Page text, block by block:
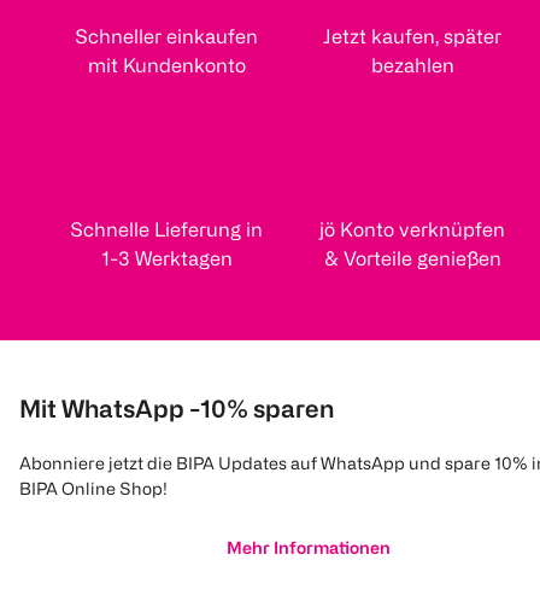
Schneller einkaufen
mit Kundenkonto
Jetzt kaufen, später
bezahlen
Schnelle Lieferung in
1-3 Werktagen
jö Konto verknüpfen
& Vorteile genießen
Mit WhatsApp -10% sparen
Abonniere jetzt die BIPA Updates auf WhatsApp und spare 10%
BIPA Online Shop!
Mehr Informationen